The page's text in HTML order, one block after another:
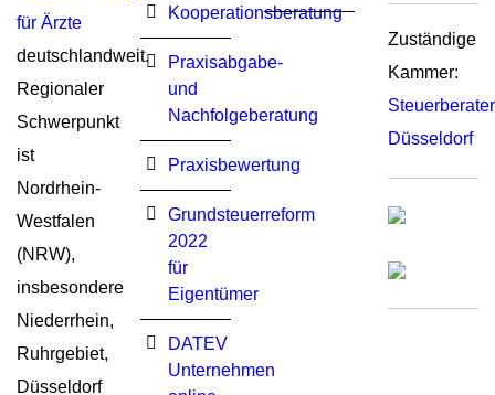
für Ärzte
deutschlandweit.
Regionaler
Schwerpunkt
ist
Nordrhein-
Westfalen
(NRW),
insbesondere
Niederrhein,
Ruhrgebiet,
Düsseldorf
Kooperationsberatung
Praxisabgabe-
und
Nachfolgeberatung
Praxisbewertung
Grundsteuerreform
2022
für
Eigentümer
DATEV
Unternehmen
Zuständige
Kammer:
Düsseldorf